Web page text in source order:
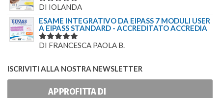
VALUTATO
DI IOLANDA
ESAME INTEGRATIVO DA EIPASS 7 MODULI USER
A EIPASS STANDARD - ACCREDITATO ACCREDIA
VALUTATO
DI FRANCESCA PAOLA B.
ISCRIVITI ALLA NOSTRA NEWSLETTER
APPROFITTA DI